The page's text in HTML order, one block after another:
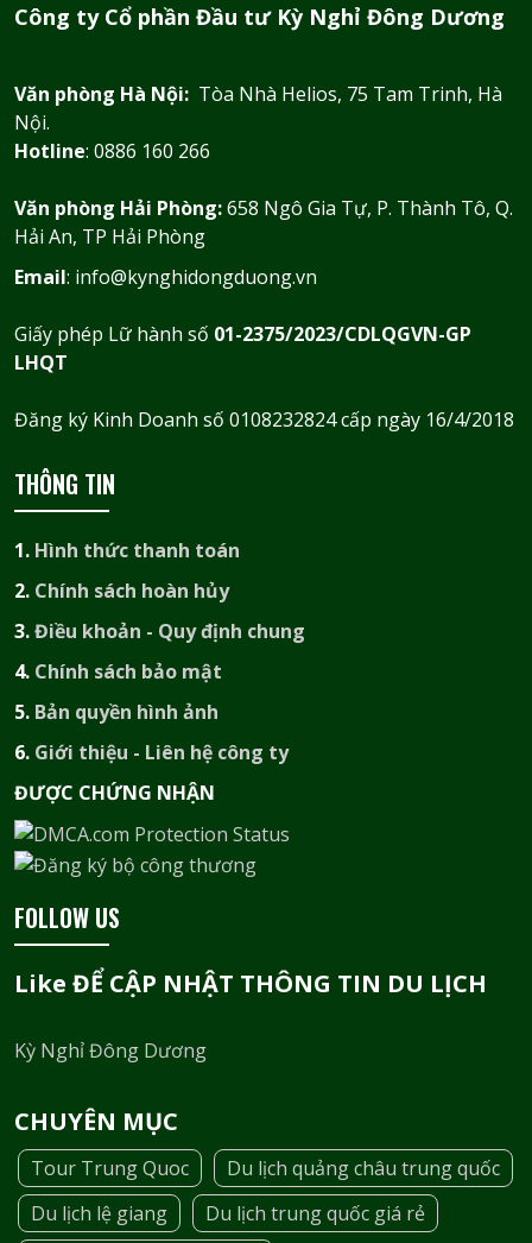
Công ty Cổ phần Đầu tư Kỳ Nghỉ Đông Dương
Văn phòng Hà Nội: Tòa Nhà Helios, 75 Tam Trinh, Hà
Nội.
Hotline: 0886 160 266
Văn phòng Hải Phòng:658 Ngô Gia Tự, P. Thành Tô, Q.
Hải An, TP Hải Phòng
Email: info@kynghidongduong.vn
Giấy phép Lữ hành số 01-2375/2023/CDLQGVN-GP
LHQT
Đăng ký Kinh Doanh số 0108232824 cấp ngày 16/4/2018
THÔNG TIN
1. Hình thức thanh toán
2. Chính sách hoàn hủy
3.Điều khoản - Quy định chung
4. Chính sách bảo mật
5. Bản quyền hình ảnh
6. Giới thiệu - Liên hệ công ty
ĐƯỢC CHỨNG NHẬN​
FOLLOW US
Like ĐỂ CẬP NHẬT THÔNG TIN DU LỊCH
Kỳ Nghỉ Đông Dương
CHUYÊN MỤC
Tour Trung Quoc
Du lịch quảng châu trung quốc
Du lịch lệ giang
Du lịch trung quốc giá rẻ